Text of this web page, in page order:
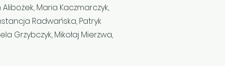
Maria Kaczmarczyk,
Radwańska, Patryk
Grzybczyk, Mikołaj Mierzwa,